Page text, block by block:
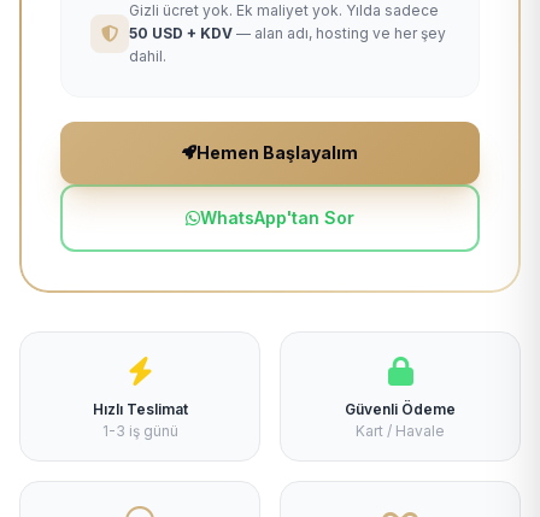
Gizli ücret yok. Ek maliyet yok. Yılda sadece
50 USD + KDV — alan adı, hosting ve her şey
dahil.
Hemen Başlayalım
WhatsApp'tan Sor
Hızlı Teslimat
1-3 iş günü
Güvenli Ödeme
Kart / Havale